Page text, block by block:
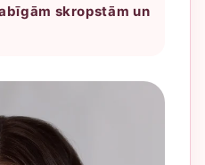
skropstām un